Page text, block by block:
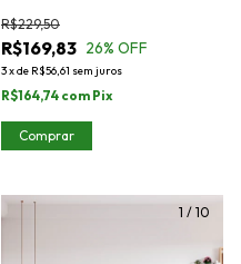
R$169,83
R$229,50
26% OFF
3xde R$56,61 sem juros
R$164,74 com Pix
Comprar
1 / 10